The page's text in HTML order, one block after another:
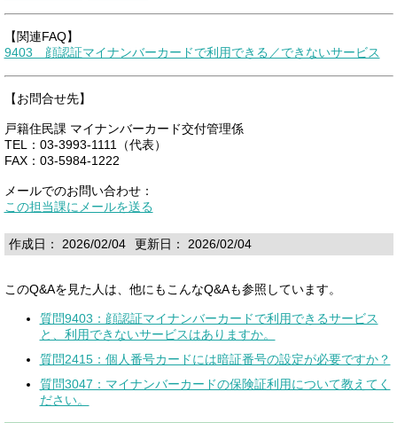
【関連FAQ】
9403 顔認証マイナンバーカードで利用できる／できないサービス
【お問合せ先】
戸籍住民課 マイナンバーカード交付管理係
TEL：03-3993-1111（代表）
FAX：03-5984-1222
メールでのお問い合わせ：
この担当課にメールを送る
作成日： 2026/02/04 更新日： 2026/02/04
このQ&Aを見た人は、他にもこんなQ&Aも参照しています。
質問9403：顔認証マイナンバーカードで利用できるサービス
と、利用できないサービスはありますか。
質問2415：個人番号カードには暗証番号の設定が必要ですか？
質問3047：マイナンバーカードの保険証利用について教えてく
ださい。